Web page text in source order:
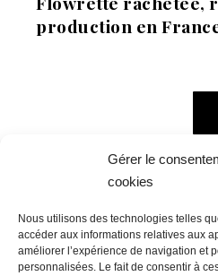
Gérer le
cookies
Nous utilisons des technologies telles
accéder aux informations relatives aux
améliorer l’expérience de navigation et
personnalisées. Le fait de consentir à
production en